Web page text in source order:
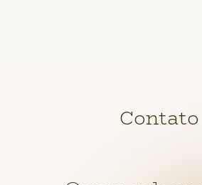
Contato